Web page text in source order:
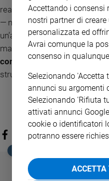
reale nell’interesse di tutti, è
— non come premio alla
un’asimmetria concreta. La
mancherebbe, ma il principio
contestare.L’Italia, che su
strutturale di decenni,
Accettando i consensi
nostri partner di creare
personalizzata ed
Avrai comunque la
consenso in
Selezionando 'Accetta
annunci su argomenti
Selezionando 'Rifiuta
attivati annunci
cookie o identificatori
potranno essere